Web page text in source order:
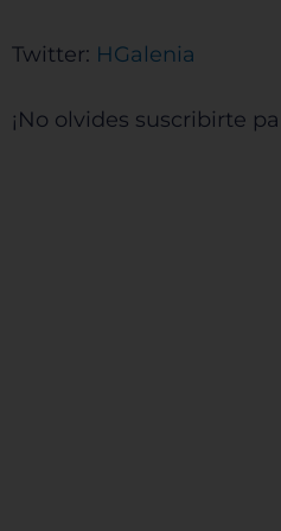
Twitter: HGalenia
¡No olvides suscribirte